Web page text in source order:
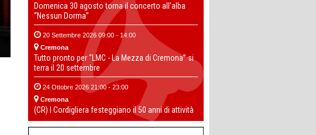
Domenica 30 agosto torna il concerto all’alba
“Nessun Dorma”
20 Settembre 2026 09:00 - 14:00
Cremona
Tutto pronto per “LMC - La Mezza di Cremona” si
terra il 20 settembre
24 Ottobre 2026 21:00 - 23:00
Cremona
(CR) I Cordigliera festeggiano il 50 anni di attività